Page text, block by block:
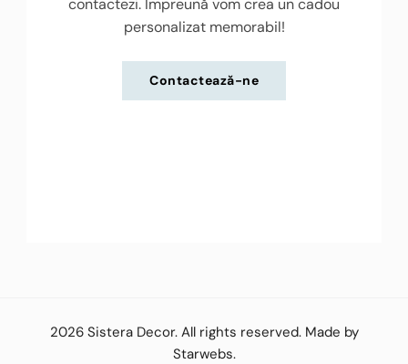
contactezi. Împreună vom crea un cadou
personalizat memorabil!
Contactează-ne
2026 Sistera Decor. All rights reserved. Made by
Starwebs.